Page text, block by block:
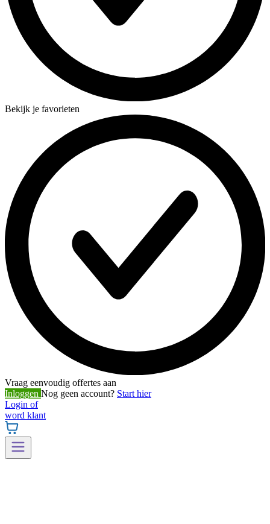
Bekijk je favorieten
Vraag eenvoudig offertes aan
Inloggen Nog geen account? Start hier
Login of
word klant